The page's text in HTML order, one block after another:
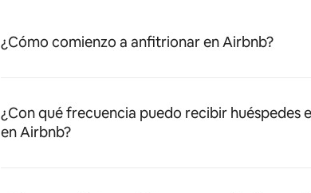
¿Cómo comienzo a anfitrionar en Airbnb?
¿Con qué frecuencia puedo recibir huéspedes
en Airbnb?